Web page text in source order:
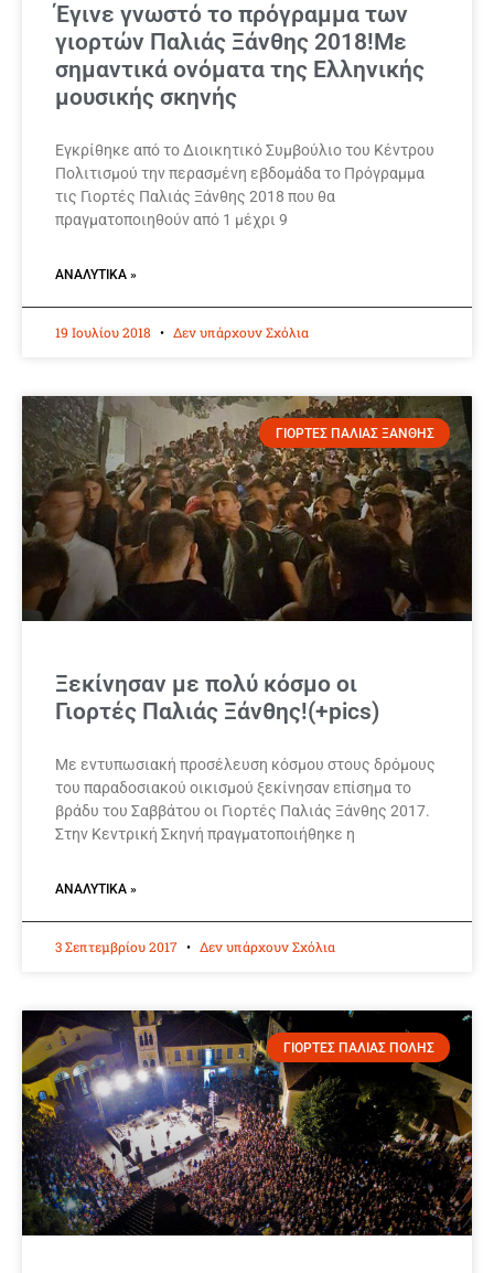
Έγινε γνωστό το πρόγραμμα των
γιορτών Παλιάς Ξάνθης 2018!Με
σημαντικά ονόματα της Ελληνικής
μουσικής σκηνής
Εγκρίθηκε από το Διοικητικό Συμβούλιο του Κέντρου
Πολιτισμού την περασμένη εβδομάδα το Πρόγραμμα
τις Γιορτές Παλιάς Ξάνθης 2018 που θα
πραγματοποιηθούν από 1 μέχρι 9
ΑΝΑΛΥΤΙΚΆ »
19 Ιουλίου 2018 Δεν υπάρχουν Σχόλια
ΓΙΟΡΤΕΣ ΠΑΛΙΑΣ ΞΑΝΘΗΣ
Ξεκίνησαν με πολύ κόσμο οι
Γιορτές Παλιάς Ξάνθης!(+pics)
Mε εντυπωσιακή προσέλευση κόσμου στους δρόμους
του παραδοσιακού οικισμού ξεκίνησαν επίσημα το
βράδυ του Σαββάτου οι Γιορτές Παλιάς Ξάνθης 2017.
Στην Κεντρική Σκηνή πραγματοποιήθηκε η
ΑΝΑΛΥΤΙΚΆ »
3 Σεπτεμβρίου 2017 Δεν υπάρχουν Σχόλια
ΓΙΟΡΤΕΣ ΠΑΛΙΑΣ ΠΟΛΗΣ